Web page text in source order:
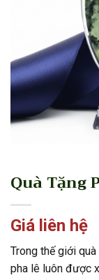
Quà Tặng
Giá liên hệ
Trong thế giới
pha lê luôn được